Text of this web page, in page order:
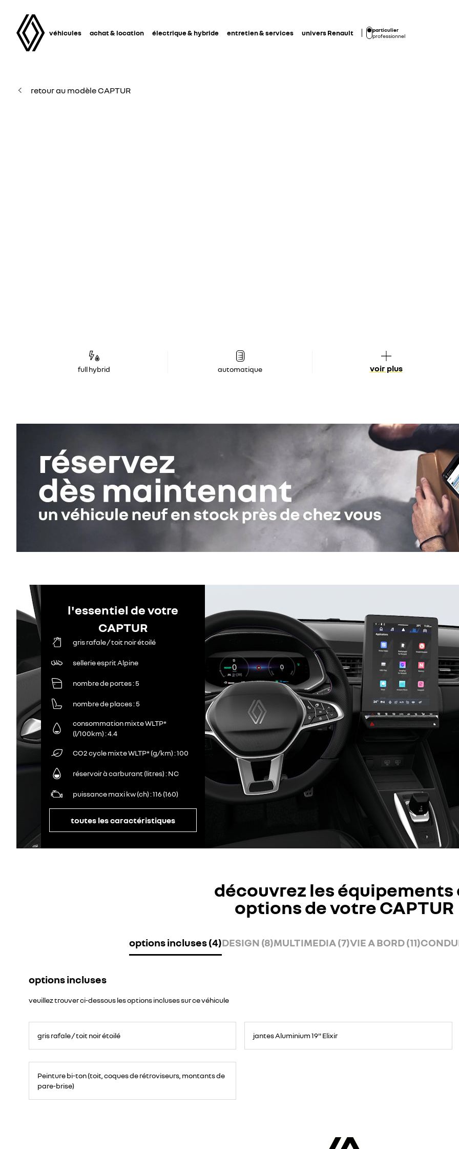
véhicules achat & location électrique & hybride entretien & services univers Renault
particulier
professionnel
retour au modèle CAPTUR
full hybrid automatique voir plus
l'essentiel de votre
CAPTUR
gris rafale / toit noir étoilé
sellerie esprit Alpine
nombre de portes 5
nombre de places 5
consommation mixte WLTP*
(l/100km) 4.4
CO2 cycle mixte WLTP* (g/km) 100
réservoir à carburant (litres) NC
puissance maxi kw (ch) 116 (160)
toutes les caractéristiques
découvrez les équipements
options de votre CAPTUR
options incluses (4)DESIGN (8)MULTIMEDIA (7)VIE A BORD (11)
options incluses
veuillez trouver ci-dessous les options incluses sur ce véhicule
gris rafale / toit noir étoilé jantes Aluminium 19'' Elixir
Peinture bi-ton (toit, coques de rétroviseurs, montants de
pare-brise)